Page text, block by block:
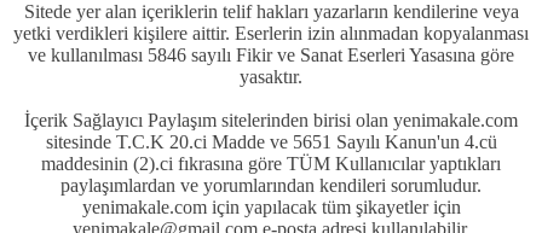
Sitede yer alan içeriklerin telif hakları yazarların kendilerine veya
yetki verdikleri kişilere aittir. Eserlerin izin alınmadan kopyalanması
ve kullanılması 5846 sayılı Fikir ve Sanat Eserleri Yasasına göre
yasaktır.
İçerik Sağlayıcı Paylaşım sitelerinden birisi olan yenimakale.com
sitesinde T.C.K 20.ci Madde ve 5651 Sayılı Kanun'un 4.cü
maddesinin (2).ci fıkrasına göre TÜM Kullanıcılar yaptıkları
paylaşımlardan ve yorumlarından kendileri sorumludur.
yenimakale.com için yapılacak tüm şikayetler için